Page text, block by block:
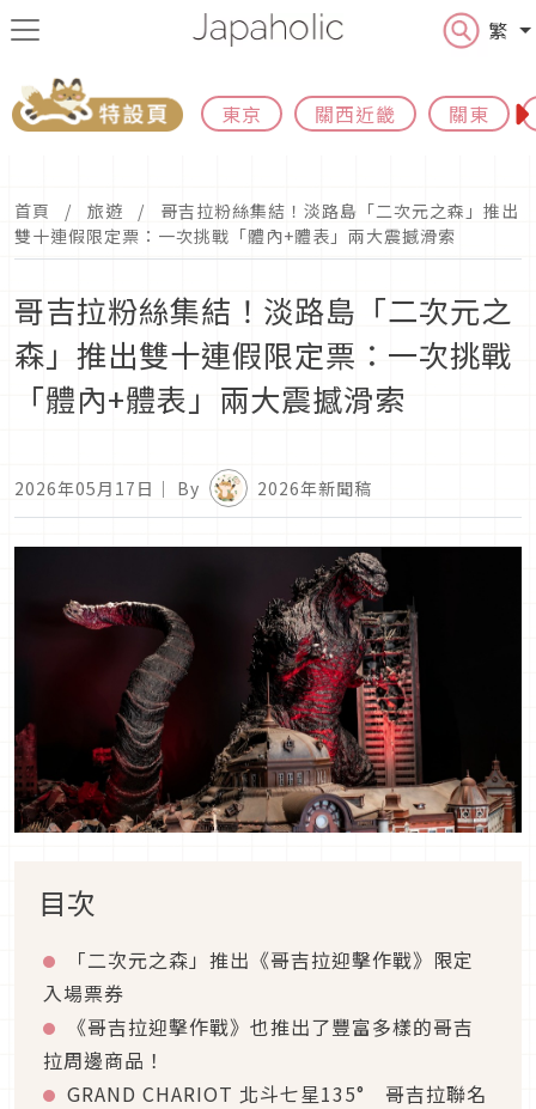
繁
東京 關西近畿 關東
首頁 旅遊
哥吉拉粉絲集結！淡路島「二次元之森」推出
雙十連假限定票：一次挑戰「體內+體表」兩大震撼滑索
哥吉拉粉絲集結！淡路島「二次元之
森」推出雙十連假限定票：一次挑戰
「體內+體表」兩大震撼滑索
2026年05月17日 ｜ By 2026年新聞稿
目次
「二次元之森」推出《哥吉拉迎擊作戰》限定
入場票券
《哥吉拉迎擊作戰》也推出了豐富多樣的哥吉
拉周邊商品！
GRAND CHARIOT 北斗七星135° 哥吉拉聯名